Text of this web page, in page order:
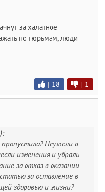
за халатное
по тюрьмам, люди
| 18 | 1
Неужели в
изменения и убрали
за отказ в оказании
за оставление в
здоровью и жизни?